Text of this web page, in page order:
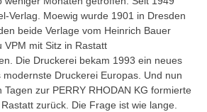
Verlag. Moewig wurde 1901 in Dresden
beide Verlage vom Heinrich Bauer
VPM mit Sitz in Rastatt
Die Druckerei bekam 1993 ein neues
Druckerei Europas. Und nun
zur PERRY RHODAN KG formierte
zurück. Die Frage ist wie lange.